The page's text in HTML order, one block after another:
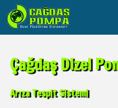
Çağdaş Dizel
Arıza Tespit Sistemi